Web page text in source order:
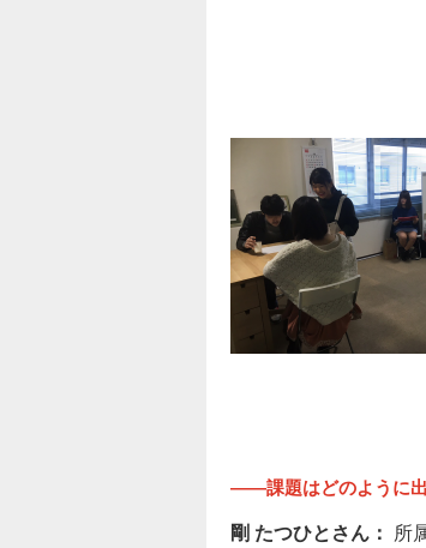
――課題はどのように出
剛 たつひとさん：
所